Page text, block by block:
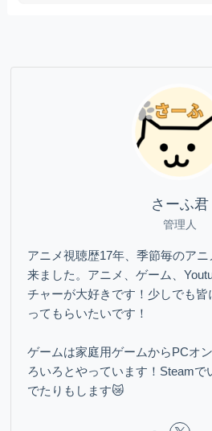
さーふ君
管理人
アニメ視聴歴17年、季節毎のア
来ました。アニメ、ゲーム、
チャーが大好きです！少しでも
ってもらいたいです！
ゲームは家庭用ゲームからPCオ
ろいろとやっています！Steamで
でたりもします😿